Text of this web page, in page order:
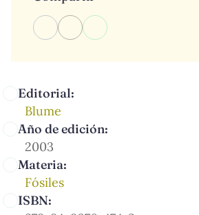
Editorial:
Blume
Año de edición:
2003
Materia:
Fósiles
ISBN: